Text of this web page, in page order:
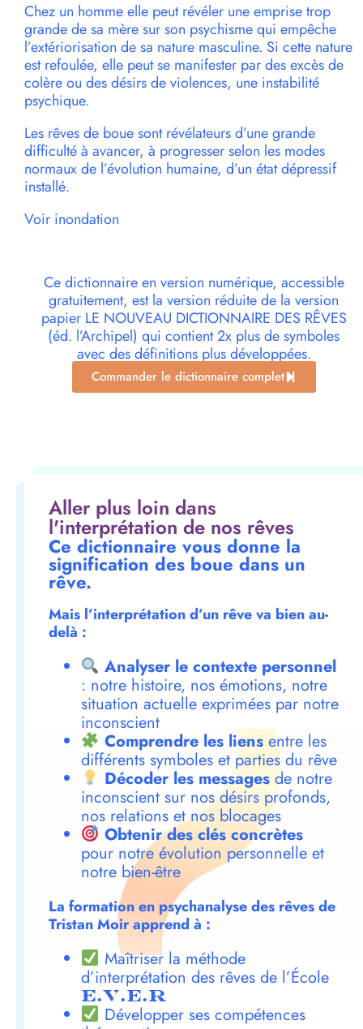
Chez un homme elle peut révéler une emprise trop
grande de sa mère sur son psychisme qui empêche
l’extériorisation de sa nature masculine. Si cette nature
est refoulée, elle peut se manifester par des excès de
colère ou des désirs de violences, une instabilité
psychique.
Les rêves de boue sont révélateurs d’une grande
difficulté à avancer, à progresser selon les modes
normaux de l’évolution humaine, d’un état dépressif
installé.
Voir inondation
Ce dictionnaire en version numérique, accessible
gratuitement, est la version réduite de la version
papier LE NOUVEAU DICTIONNAIRE DES RÊVES
(éd. l’Archipel) qui contient 2x plus de symboles
avec des définitions plus développées.
Commander le dictionnaire complet
Aller plus loin dans
l'interprétation de nos rêves
Ce dictionnaire vous donne la
signification des boue dans un
rêve.
Mais l’interprétation d’un rêve va bien au-
delà :
Analyser le contexte personnel
: notre histoire, nos émotions, notre
situation actuelle exprimées par notre
inconscient
Comprendre les liensentre les
différents symboles et parties du rêve
Décoder les messagesde notre
inconscient sur nos désirs profonds,
nos relations et nos blocages
Obtenir des clés concrètes
pour notre évolution personnelle et
notre bien-être
La formation en psychanalyse des rêves de
Tristan Moir apprend à :
Maîtriser la méthode
d’interprétation des rêves de l’École
E.V.E.R
Développer ses compétences